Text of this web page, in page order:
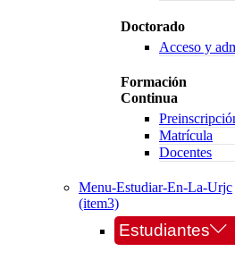
Doctorado
Acceso y
Formación
Continua
Matrícula
Docentes
Menu-Estudiar-En-La-Urjc
(item3)
Estudiantes